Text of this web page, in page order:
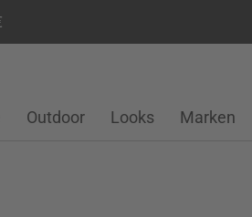
Seiteninhalt
Suchfeld
Outdoor Looks Marken